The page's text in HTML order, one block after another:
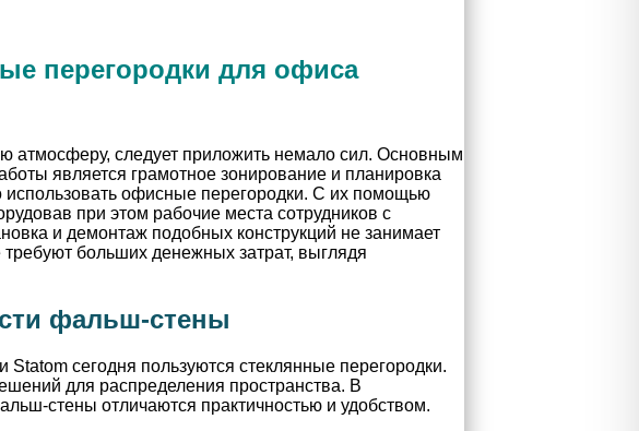
перегородки для офиса
атмосферу, следует приложить немало сил. Основным
является грамотное зонирование и планировка
офисные перегородки. С их помощью
при этом рабочие места сотрудников с
и демонтаж подобных конструкций не занимает
больших денежных затрат, выглядя
фальш-стены
сегодня пользуются стеклянные перегородки.
для распределения пространства. В
стены отличаются практичностью и удобством.